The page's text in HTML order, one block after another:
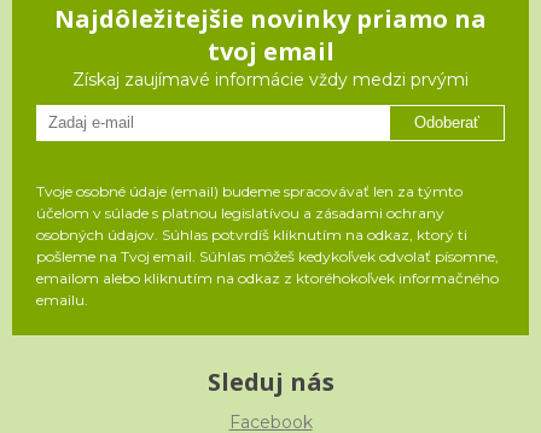
Najdôležitejšie novinky priamo na
tvoj email
Získaj zaujímavé informácie vždy medzi prvými
Odoberať
Tvoje osobné údaje (email) budeme spracovávať len za týmto
účelom v súlade s platnou legislatívou a zásadami ochrany
osobných údajov. Súhlas potvrdíš kliknutím na odkaz, ktorý ti
pošleme na Tvoj email. Súhlas môžeš kedykoľvek odvolať písomne,
emailom alebo kliknutím na odkaz z ktoréhokoľvek informačného
emailu.
Sleduj nás
Facebook